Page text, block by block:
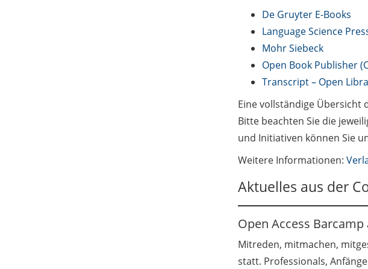
De Gruyter E-Books
Language Science
Mohr Siebeck
Open Book Publisher
Transcript – Open
Eine vollständige Übersicht
Bitte beachten Sie die
und Initiativen können Sie
Weitere Informationen:
Aktuelles aus der
Open Access
Mitreden, mitmachen,
statt. Professionals,